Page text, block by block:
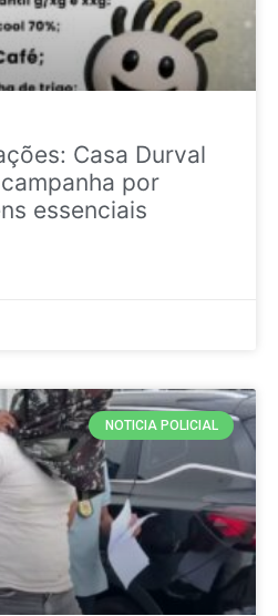
Casa Durval
por
essenciais
NOTICIA POLICIAL